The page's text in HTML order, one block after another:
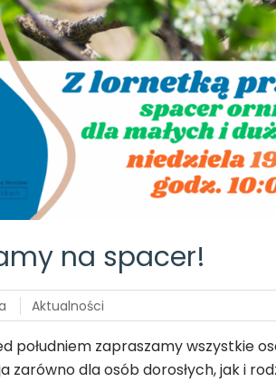
na spacer!
Aktualności
południem zapraszamy wszystkie
zarówno dla osób dorosłych, jak i